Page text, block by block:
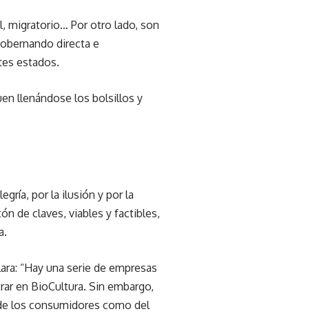
migratorio… Por otro lado, son
directa e
estados.
llenándose los bolsillos y
por la ilusión y por la
de claves, viables y factibles,
“Hay una serie de empresas
en BioCultura. Sin embargo,
los consumidores como del